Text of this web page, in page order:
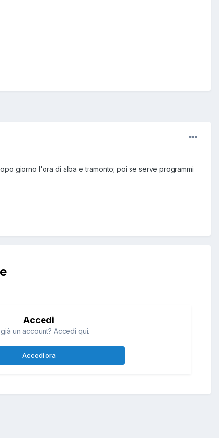
giorno l'ora di alba e tramonto; poi se serve programmi
Accedi
un account? Accedi qui.
Accedi ora